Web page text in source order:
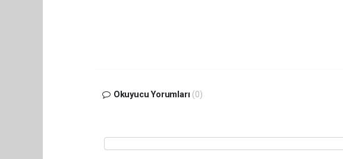
Okuyucu Yorumları (0)